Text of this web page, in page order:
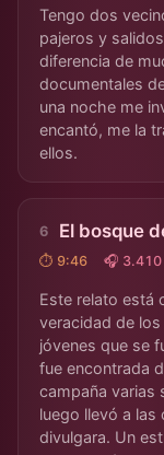
Tengo dos
pajeros y
diferencia de
documentales
una noche me
encantó, me la
ellos.
El bosque
⏱ 9:46 🎧 3.410
Este relato está
veracidad de
jóvenes que se
fue encontrada
campaña varias
luego llevó a las
divulgara. Un